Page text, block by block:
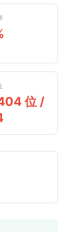
位 /